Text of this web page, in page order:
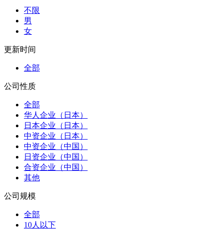
不限
男
女
更新时间
全部
公司性质
全部
华人企业（日本）
日本企业（日本）
中资企业（日本）
中资企业（中国）
日资企业（中国）
合资企业（中国）
其他
公司规模
全部
10人以下